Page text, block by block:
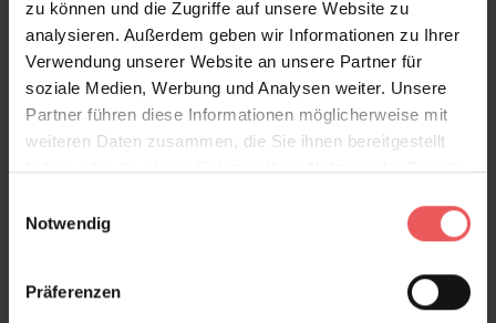
zu können und die Zugriffe auf unsere Website zu
analysieren. Außerdem geben wir Informationen zu Ihrer
Verwendung unserer Website an unsere Partner für
soziale Medien, Werbung und Analysen weiter. Unsere
Partner führen diese Informationen möglicherweise mit
weiteren Daten zusammen, die Sie ihnen bereitgestellt
haben oder die sie im Rahmen Ihrer Nutzung der Dienste
Notwendig
Präferenzen
der Originalgröße von zwei x zwei Metern., oder
verwandeln Sie eine ganze Zimmerwand in eine
traumhafte Landschaft mit Meer, Kokospalmen und
sanftes Hügelketten in der Ferne!
In den Raumbildern sind ggf. mehrere Motive